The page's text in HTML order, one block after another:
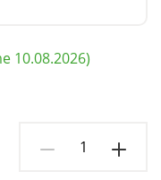
10.08.2026)